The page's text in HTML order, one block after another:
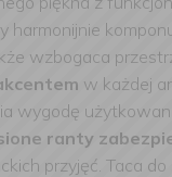
harmonijnie
wzbogaca
w każdej
wygodę
ranty
przyjęć. Taca